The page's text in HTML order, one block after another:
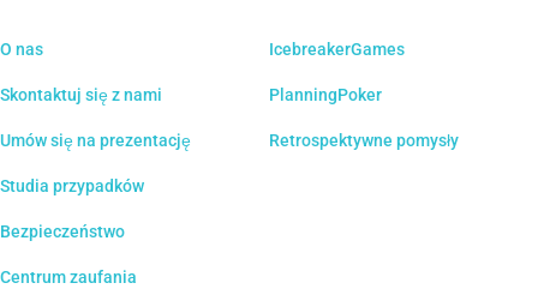
O nas
Skontaktuj się z nami
Umów się na prezentację
Studia przypadków
Bezpieczeństwo
Centrum zaufania
IcebreakerGames
PlanningPoker
Retrospektywne pomysły